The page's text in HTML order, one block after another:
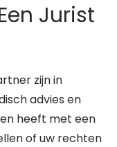
Jurist
zijn in
advies en
heeft met een
of uw rechten